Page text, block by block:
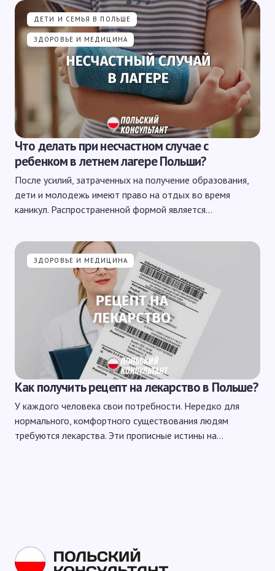
ДЕТИ И СЕМЬЯ В ПОЛЬШЕ
ЗДОРОВЬЕ И МЕДИЦИНА
Что делать при несчастном случае с
ребенком в летнем лагере Польши?
После усилий, затраченных на получение образования,
дети и молодежь имеют право на отдых во время
каникул. Распространенной формой является…
ЗДОРОВЬЕ И МЕДИЦИНА
Как получить рецепт на лекарство в Польше?
У каждого человека свои потребности. Нередко для
нормального, комфортного существования людям
требуются лекарства. Эти прописные истины на…